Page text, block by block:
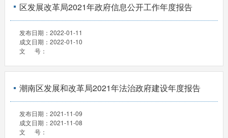
区发展改革局2021年政府信息公开工作年度报告
发布日期： 2022-01-11
成文日期： 2022-01-10
文 号：
潮南区发展和改革局2021年法治政府建设年度报告
发布日期： 2021-11-09
成文日期： 2021-11-08
文 号：